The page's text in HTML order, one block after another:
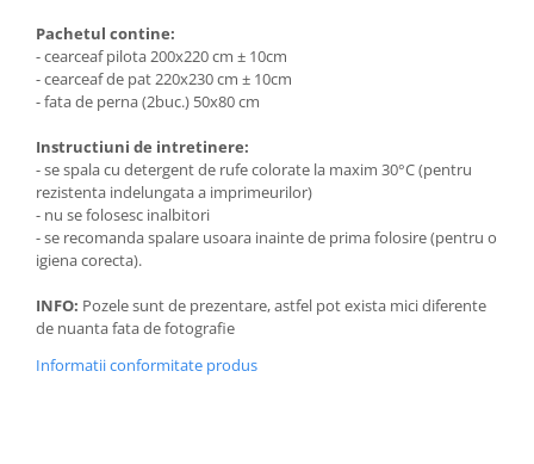
Pachetul contine:
- cearceaf pilota 200x220 cm ± 10cm
- cearceaf de pat 220x230 cm ± 10cm
- fata de perna (2buc.) 50x80 cm
Instructiuni de intretinere:
- se spala cu detergent de rufe colorate la maxim 30°C (pentru
rezistenta indelungata a imprimeurilor)
- nu se folosesc inalbitori
- se recomanda spalare usoara inainte de prima folosire (pentru o
igiena corecta).
INFO: Pozele sunt de prezentare, astfel pot exista mici diferente
de nuanta fata de fotografie
Informatii conformitate produs